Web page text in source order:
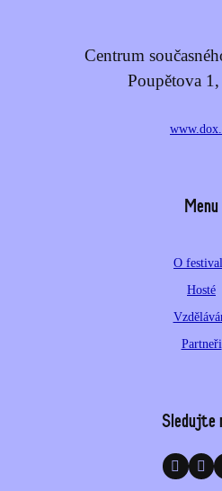
Centrum
Poupětova 1,
Menu
O
Hosté
Partneři
Sledujte